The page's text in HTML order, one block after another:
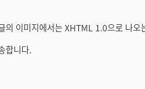
의 이미지에서는 XHTML 1.0으로 나
합니다.